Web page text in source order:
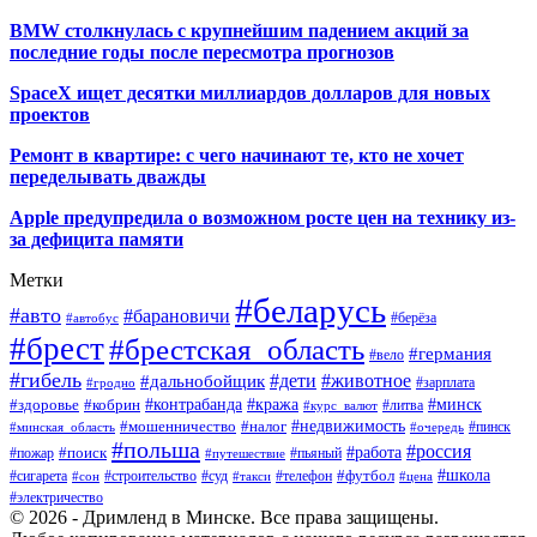
BMW столкнулась с крупнейшим падением акций за
последние годы после пересмотра прогнозов
SpaceX ищет десятки миллиардов долларов для новых
проектов
Ремонт в квартире: с чего начинают те, кто не хочет
переделывать дважды
Apple предупредила о возможном росте цен на технику из-
за дефицита памяти
Метки
#авто #автобус #барановичи #беларусь #берёза
#брест#брестская_область #вело #германия
#гибель #гродно #дальнобойщик #дети #животное #зарплата
#здоровье #кобрин #контрабанда #кража #курс_валют #литва #минск
#минская_область #мошенничество #налог #недвижимость #очередь #пинск
#пожар #поиск #польша #путешествие #пьяный #работа #россия
#сигарета #сон #строительство #суд #такси #телефон #футбол #цена #школа
#электричество
© 2026 - Дримленд в Минске. Все права защищены.